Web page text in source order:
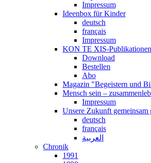
Impressum
Ideenbox für Kinder
deutsch
français
Impressum
KON TE XIS-Publikationen
Download
Bestellen
Abo
Magazin "Begeistern und
Mensch sein –
Impressum
Unsere Zukunft gemeinsam
deutsch
français
العربية
Chronik
1991